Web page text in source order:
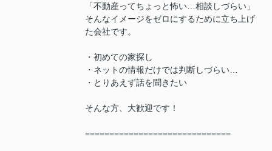
「不動産ってちょっと怖い…相談しづらい」
そんなイメージをゼロにするために立ち上げ
た会社です。
・初めての家探し
・ネットの情報だけでは判断しづらい…
・とりあえず話を聞きたい
そんな方、大歓迎です！
==============================